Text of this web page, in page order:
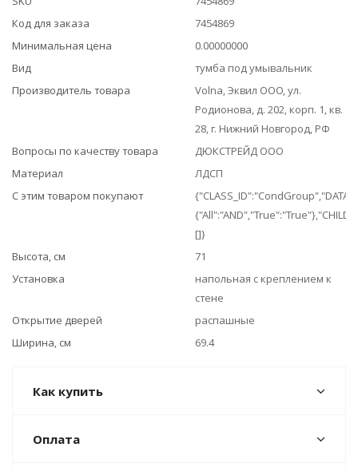
Код для заказа
7454869
Минимальная цена
0.00000000
Вид
тумба под умывальник
Производитель товара
Volna, Эквил ООО, ул.
Родионова, д. 202, корп. 1, кв.
28, г. Нижний Новгород, РФ
Вопросы по качеству товара
ДЮКСТРЕЙД ООО
Материал
ЛДСП
С этим товаром покупают
{"CLASS_ID":"CondGroup","DATA":
[]}
Высота, см
71
Установка
напольная с креплением к
стене
Открытие дверей
распашные
Ширина, см
69.4
Как купить
Оплата